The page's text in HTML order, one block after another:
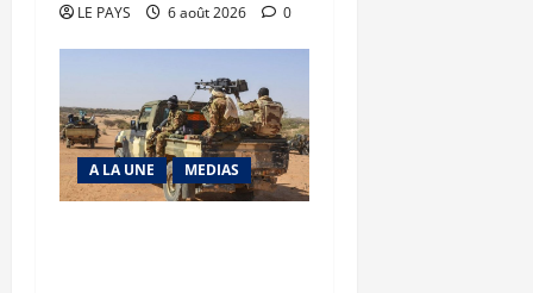
LE PAYS 6 août 2026 0
A LA UNE MEDIAS